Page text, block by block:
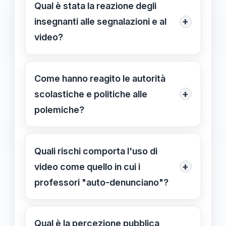
degli insegnanti e sulla creazione di
un clima di sospetto tra il personale
compromettere il pluralismo.
Qual è stata la reazione degli
insegnanti alle segnalazioni e al
video?
+
Alcuni insegnanti hanno criticato le
segnalazioni e si sono auto-
denunciati in modo ironico,
sottolineando l'importanza di un
Come hanno reagito le autorità
scolastiche e politiche alle
polemiche?
+
Le autorità hanno vario reazioni, con
alcuni che hanno condannato
l'iniziativa come atti di delazione e
altri che hanno cercato di rassicurare
Quali rischi comporta l'uso di
video come quello in cui i
professori "auto-denunciano"?
+
Questo tipo di video può aumentare
la polarizzazione e il clima di tensione
Qual è la percezione pubblica